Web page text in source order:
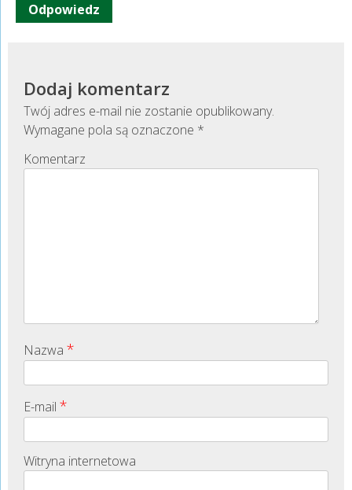
Odpowiedz
Dodaj komentarz
Twój adres e-mail nie zostanie opublikowany.
Wymagane pola są oznaczone *
Komentarz
Nazwa *
E-mail *
Witryna internetowa